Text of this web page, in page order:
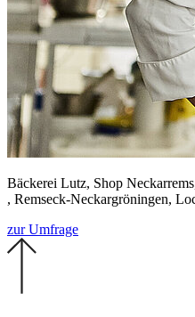
Bäckerei Lutz, Shop
, Remseck-Neckargröningen,
zur Umfrage